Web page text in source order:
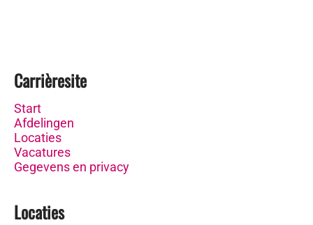
Carrièresite
Start
Afdelingen
Locaties
Vacatures
Gegevens en privacy
Locaties